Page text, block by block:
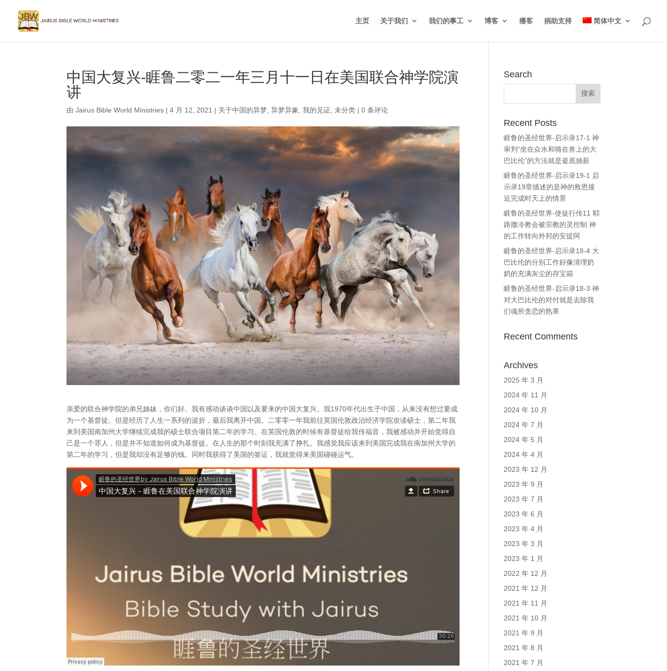
主页 关于我们 我们的事工 博客 播客 捐助支持 简体中文
中国大复兴-睚鲁二零二一年三月十一日在美国联合神学院演
讲
由Jairus Bible World Ministries |4 月 12, 2021 | 关于中国的异梦 ,异梦异象 ,我的见证 未分类 |0 条评论
亲爱的联合神学院的弟兄姊妹，你们好。我有感动谈谈中国以及要来的中国大复兴。我1970年代出生于中国，从来没有想过要成
为一个基督徒。但是经历了人生一系列的波折，最后我离开中国。二零零一年我前往英国伦敦政治经济学院攻读硕士，第二年我
来到美国南加州大学继续完成我的硕士联合项目第二年的学习。在英国伦敦的时候有基督徒给我传福音，我被感动并开始觉得自
己是一个罪人，但是并不知道如何成为基督徒。在人生的那个时刻我充满了挣扎。我感觉我应该来到美国完成我在南加州大学的
第二年的学习，但是我却没有足够的钱。同时我获得了美国的签证，我就觉得来美国碰碰运气。
Search
Recent Posts
睚鲁的圣经世界-启示录17-1 神
审判“坐在众水和骑在兽上的大
巴比伦”的方法就是釜底抽薪
睚鲁的圣经世界-启示录19-1 启
示录19章描述的是神的救恩接
近完成时天上的情景
睚鲁的圣经世界-使徒行传11 耶
路撒冷教会被宗教的灵控制 神
的工作转向外邦的安提阿
睚鲁的圣经世界-启示录18-4 大
巴比伦的分别工作好像清理奶
奶的充满灰尘的存宝箱
睚鲁的圣经世界-启示录18-3 神
对大巴比伦的对付就是去除我
们魂所贪恋的熟果
Recent Comments
Archives
2025 年 3 月
2024 年 11 月
2024 年 10 月
2024 年 7 月
2024 年 5 月
2024 年 4 月
2023 年 12 月
2023 年 9 月
2023 年 7 月
2023 年 6 月
2023 年 4 月
2023 年 3 月
2023 年 1 月
2022 年 12 月
2021 年 12 月
2021 年 11 月
2021 年 10 月
2021 年 9 月
2021 年 8 月
2021 年 7 月